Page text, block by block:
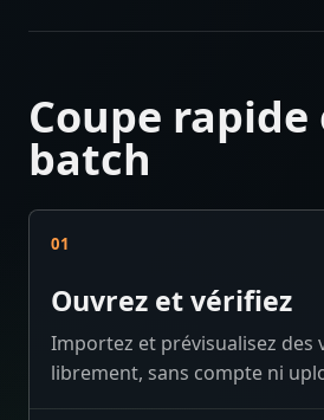
Coupe rapide
batch
01
Ouvrez et vérifiez
Importez et prévisualisez des
librement, sans compte ni